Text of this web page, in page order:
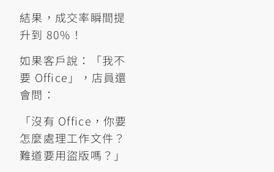
結果，成交率瞬間提
升到 80%！
如果客戶說：「我不
要 Office」，店員還
會問：
「沒有 Office，你要
怎麼處理工作文件？
難道要用盜版嗎？」